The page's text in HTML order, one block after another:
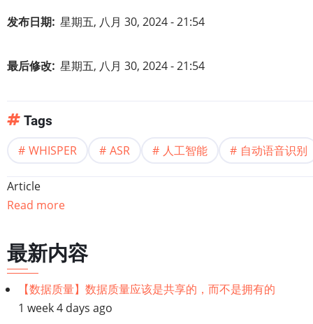
发布日期 星期五, 八月 30, 2024 - 21:54
最后修改 星期五, 八月 30, 2024 - 21:54
Tags
WHISP‌‍ER‌ ASR 人工智能 自动语音识别
Article
Read more
最新内容
【数据质量】数据质量应该是共享的，而不是拥有的
1 week 4 days ago